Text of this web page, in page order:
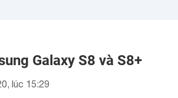
Galaxy S8 và S8+
lúc 15:29